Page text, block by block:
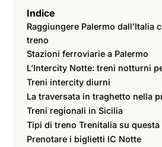
Indice
Raggiungere Palermo dall’Italia
treno
Stazioni ferroviarie a Palermo
L’Intercity Notte: treni notturni
Treni intercity diurni
La traversata in traghetto nella
Treni regionali in Sicilia
Tipi di treno Trenitalia su
Prenotare i biglietti IC Notte